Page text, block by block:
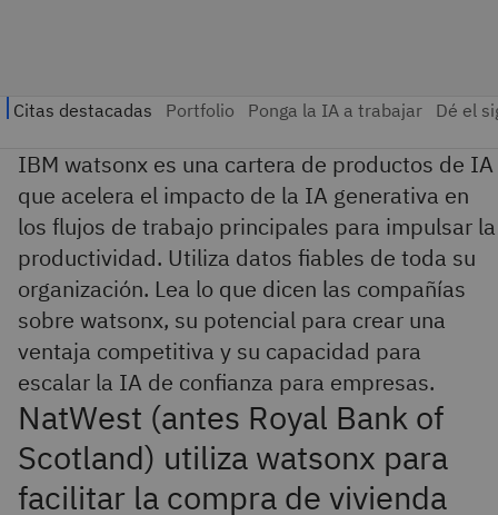
IBM watsonx es una cartera de productos de IA
que acelera el impacto de la IA generativa en
los flujos de trabajo principales para impulsar la
productividad. Utiliza datos fiables de toda su
organización. Lea lo que dicen las compañías
sobre watsonx, su potencial para crear una
ventaja competitiva y su capacidad para
escalar la IA de confianza para empresas.
NatWest (antes Royal Bank of
Scotland) utiliza watsonx para
facilitar la compra de vivienda